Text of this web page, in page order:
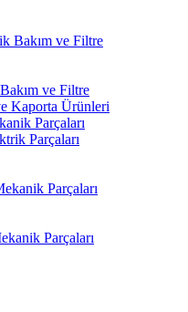
Bakım ve Filtre
ve Filtre
Kaporta Ürünleri
Parçaları
Parçaları
Parçaları
Parçaları